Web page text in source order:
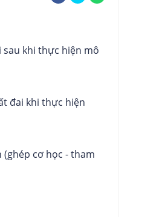
sau khi thực hiện mô
đai khi thực hiện
cơ học - tham